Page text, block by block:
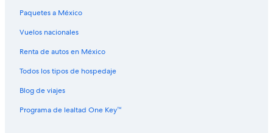
x
r
A
p
r
m
Paquetes a México
Vuelos nacionales
Renta de autos en México
Todos los tipos de hospedaje
Blog de viajes
Programa de lealtad One Key™